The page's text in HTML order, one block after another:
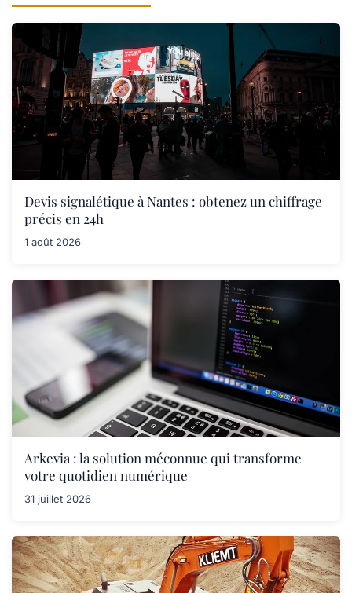
Devis signalétique à Nantes : obtenez un chiffrage
précis en 24h
1 août 2026
Arkevia : la solution méconnue qui transforme
votre quotidien numérique
31 juillet 2026